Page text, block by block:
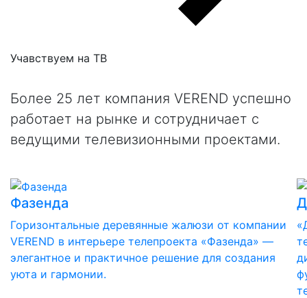
Учавствуем на ТВ
Более 25 лет компания VEREND успешно
работает на рынке и сотрудничает с
ведущими телевизионными проектами.
Фазенда
Горизонтальные деревянные жалюзи от компании
VEREND в интерьере телепроекта «Фазенда» —
элегантное и практичное решение для создания
уюта и гармонии.